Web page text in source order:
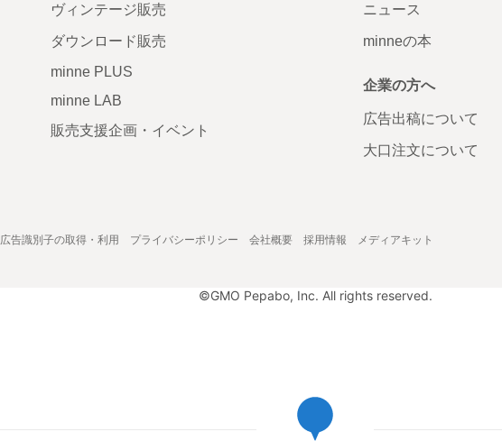
ヴィンテージ販売
ダウンロード販売
minne PLUS
minne LAB
販売支援企画・イベント
ニュース
minneの本
企業の方へ
広告出稿について
大口注文について
広告識別子の取得・利用 プライバシーポリシー 会社概要 採用情報 メディアキット
©GMO Pepabo, Inc. All rights reserved.